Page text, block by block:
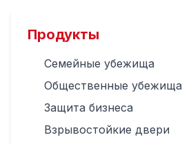
Продукты
Семейные убежища
Общественные убежища
Защита бизнеса
Взрывостойкие двери